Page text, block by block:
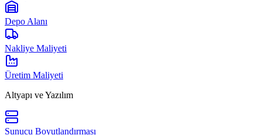
Depo Alanı
Nakliye Maliyeti
Üretim Maliyeti
Altyapı ve Yazılım
Sunucu Boyutlandırması